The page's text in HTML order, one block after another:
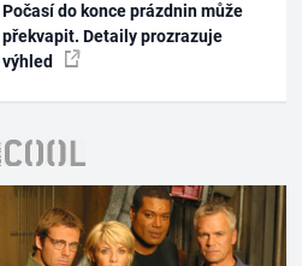
Počasí do konce prázdnin může
překvapit. Detaily prozrazuje
výhled